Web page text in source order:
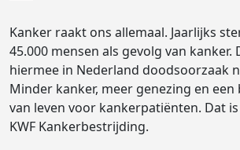
Kanker raakt ons allemaal. Jaarlijks
45.000 mensen als gevolg van kanker.
hiermee in Nederland doodsoorzaak
Minder kanker, meer genezing en
van leven voor kankerpatiënten. Dat
KWF Kankerbestrijding.